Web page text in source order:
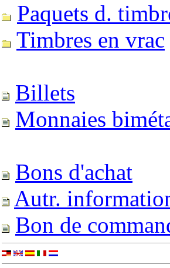
Paquets d.
Timbres en vrac
Billets
Monnaies
Bons d'achat
Autr.
Bon de